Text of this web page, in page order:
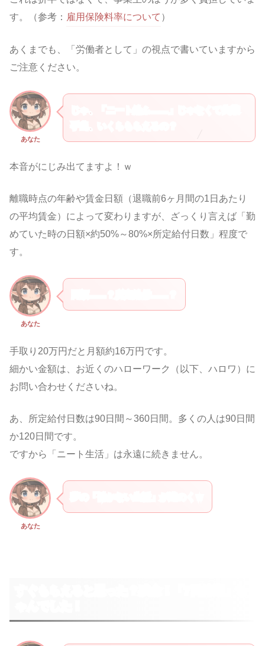
す。（参考： 雇用保険料率について ）
あくまでも、「労働者として」の視点で書いていますから
ご注意ください。
あなた
本音がにじみ出てますよ！ｗ
離職時点の年齢や賃金日額（退職前6ヶ月間の1日あたり
の平均賃金）によって変わりますが、ざっくり言えば「勤
めていた時の日額×約50%～80%×所定給付日数」程度で
す。
あなた
手取り20万円だと月額約16万円です。
細かい金額は、お近くのハローワーク（以下、ハロワ）に
お問い合わせくださいね。
あ、所定給付日数は90日間～360日間。多くの人は90日間
か120日間です。
ですから「ニート生活」は永遠に続きません。
あなた